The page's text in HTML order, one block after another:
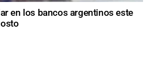
en los bancos argentinos este